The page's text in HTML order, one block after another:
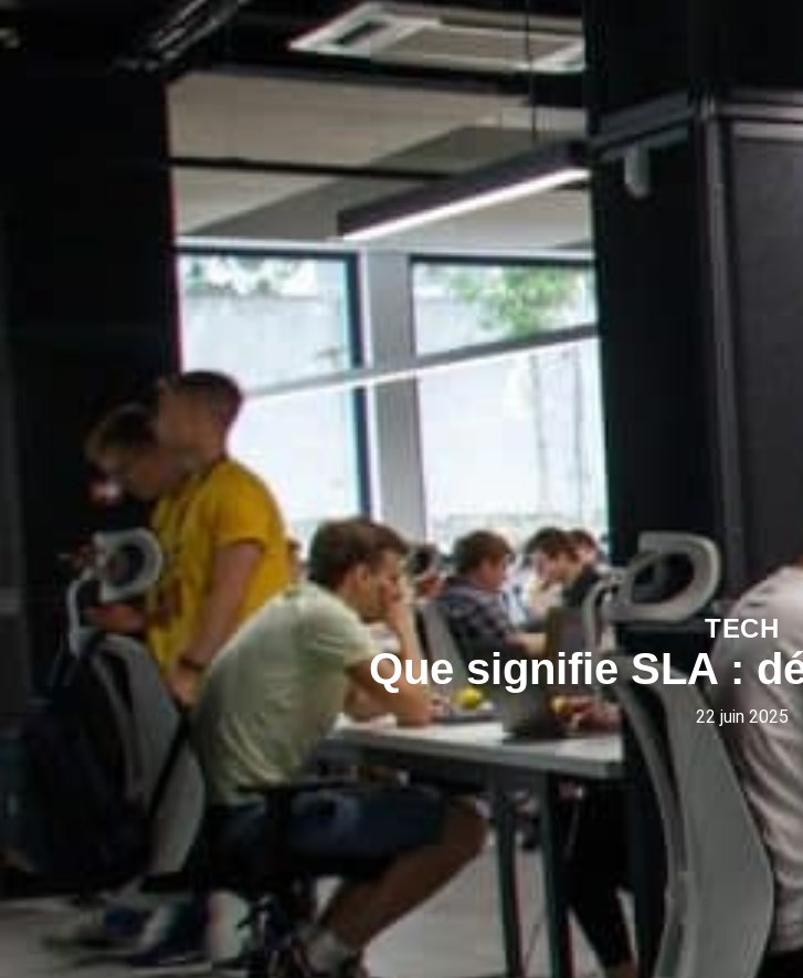
TECH
Que signifie SLA :
22 juin 2025